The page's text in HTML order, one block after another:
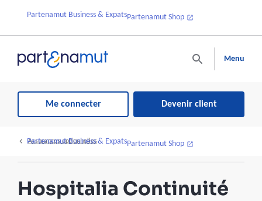
Partenamut Business & ExpatsPartenamut Shop
Menu
Me connecter Devenir client
Partenamut Business & ExpatsPartenamut Shop
Assurances optionnelles
Hospitalia Continuité